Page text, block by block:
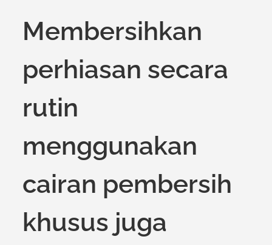
Membersihkan
perhiasan secara
rutin
menggunakan
cairan pembersih
khusus juga